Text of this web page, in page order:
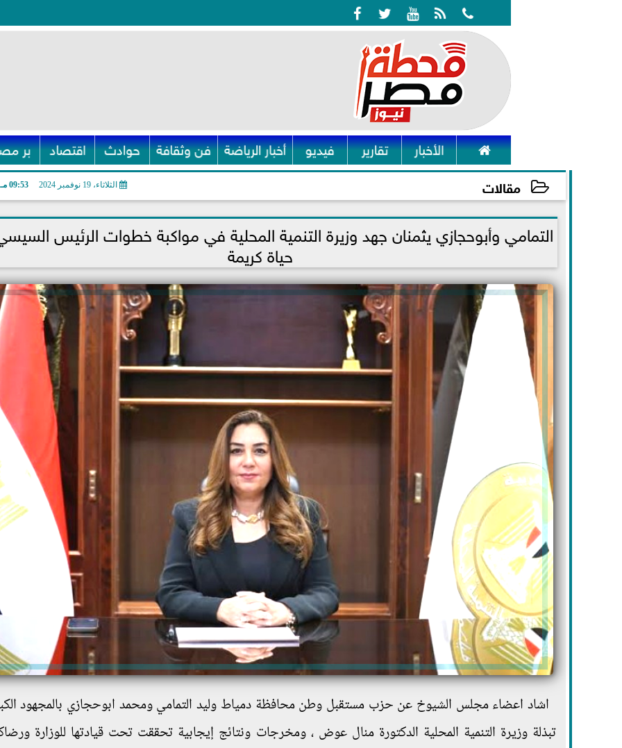
    
 الأخبار تقارير فيديو أخبار الرياضة فن وثقافة حوادث اقتصاد بر
مقالات الثلاثاء، 19 نوفمبر 2024 09:53 مـ
2024-11-19 21:53:40
التمامي وأبوحجازي يثمنان جهد وزيرة التنمية المحلية في مواكبة خطوات الرئيس
حياة كريمة
اشاد اعضاء مجلس الشيوخ عن حزب مستقبل وطن محافظة دمياط وليد التمامي ومحمد ابوحجازي بالمجهود
تبذلة وزيرة التنمية المحلية الدكتورة منال عوض ، ومخرجات ونتائج إيجابية تحققت تحت قيادتها للوزارة